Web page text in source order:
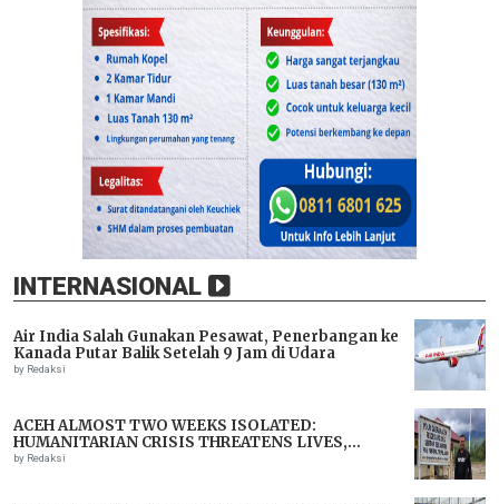
INTERNASIONAL
Air India Salah Gunakan Pesawat, Penerbangan ke
Kanada Putar Balik Setelah 9 Jam di Udara
by Redaksi
ACEH ALMOST TWO WEEKS ISOLATED:
HUMANITARIAN CRISIS THREATENS LIVES,
IMMEDIATE ASSISTANCE URGENTLY NEEDED
by Redaksi